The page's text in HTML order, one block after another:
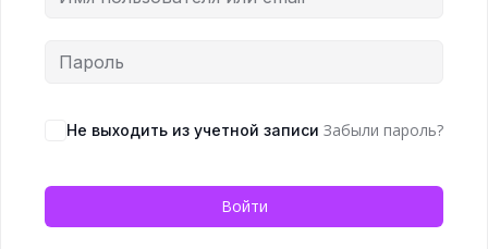
Не выходить из учетной записи Забыли пароль?
Войти